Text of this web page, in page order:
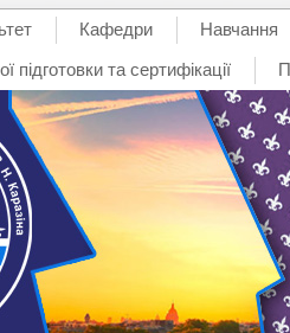
Кафедри
Навчання
та сертифікації